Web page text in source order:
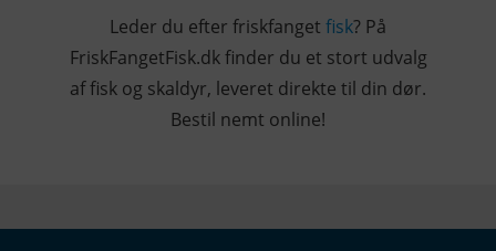
Leder du efter friskfanget fisk? På
FriskFangetFisk.dk finder du et stort udvalg
af fisk og skaldyr, leveret direkte til din dør.
Bestil nemt online!